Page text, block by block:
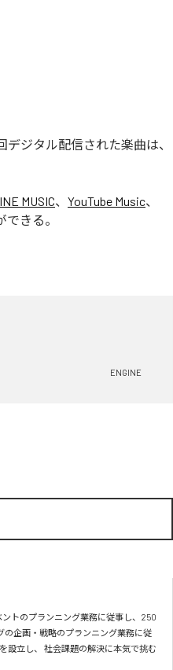
デジタル配信された楽曲は、
MUSIC、 YouTube Music、
きる。
ENGINE
トのプランニング業務に従事し、250
の企画・戦略のプランニング業務に従
設立し、 社会課題の解決に本気で挑む